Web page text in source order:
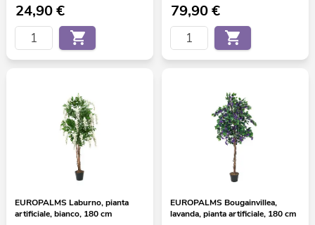
24,90€ 79,90€
EUROPALMS Laburno, pianta
artificiale, bianco, 180 cm
EUROPALMS Bougainvillea,
lavanda, pianta artificiale, 180 cm